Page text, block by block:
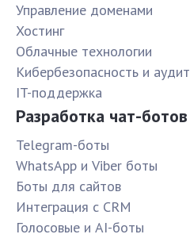
Управление доменами
Хостинг
Облачные технологии
Кибербезопасность и аудит
IT-поддержка
Разработка чат-ботов
Telegram-боты
WhatsApp и Viber боты
Боты для сайтов
Интеграция с CRM
Голосовые и AI-боты